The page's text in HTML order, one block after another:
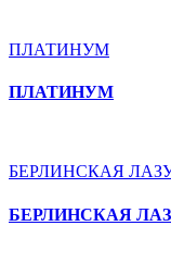
ПЛАТИНУМ
ПЛАТИНУМ
БЕРЛИНСКАЯ
БЕРЛИНСКАЯ